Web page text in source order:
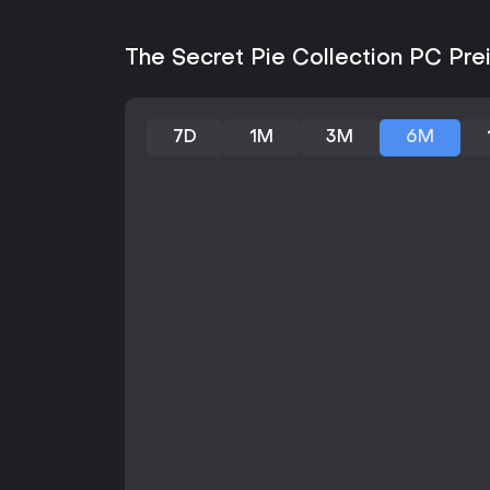
The Secret Pie Collection PC
7D 1M 3M 6M